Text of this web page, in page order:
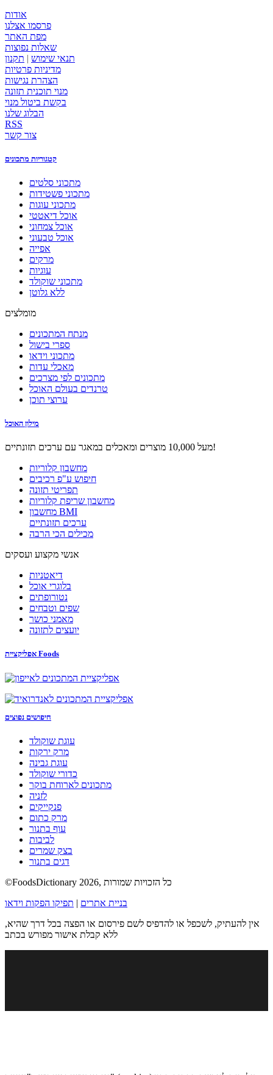
אודות
פרסמו אצלנו
מפת האתר
שאלות נפוצות
תנאי שימוש | תקנון
מדיניות פרטיות
הצהרת נגישות
מנוי תוכנית תזונה
בקשת ביטול מנוי
הבלוג שלנו
RSS
צור קשר
קטגוריות מתכונים
מתכוני סלטים
מתכוני פשטידות
מתכוני עוגות
אוכל דיאטטי
אוכל צמחוני
אוכל טבעוני
אפייה
מרקים
עוגיות
מתכוני שוקולד
ללא גלוטן
מומלצים
מנתח המתכונים
ספרי בישול
מתכוני וידאו
מאכלי עדות
מתכונים לפי מצרכים
טרנדים בעולם האוכל
ערוצי תוכן
מילון האוכל
מעל 10,000 מוצרים ומאכלים במאגר עם ערכים תזונתיים!
מחשבון קלוריות
חיפוש ע"פ רכיבים
תפריטי תזונה
מחשבון שריפת קלוריות
מחשבון BMI
ערכים תזונתיים
מכילים הכי הרבה
אנשי מקצוע ועסקים
דיאטניות
בלוגרי אוכל
נטורופתים
שפים וטבחים
מאמני כושר
יועצים לתזונה
אפליקציית Foods
חיפושים נפוצים
עוגת שוקולד
מרק ירקות
עוגת גבינה
כדורי שוקולד
מתכונים לארוחת בוקר
לזניה
פנקייקים
מרק כתום
עוף בתנור
לביבות
בצק שמרים
דגים בתנור
©FoodsDictionary 2026, כל הזכויות שמורות
בניית אתרים | תפיקו הפקות וידאו
אין להעתיק, לשכפל או להדפיס לשם פירסום או הפצה בכל דרך שהיא,
ללא קבלת אישור מפורש בכתב